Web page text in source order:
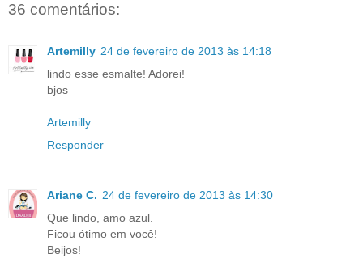
36 comentários:
Artemilly 24 de fevereiro de 2013 às 14:18
lindo esse esmalte! Adorei!
bjos
Artemilly
Responder
Ariane C. 24 de fevereiro de 2013 às 14:30
Que lindo, amo azul.
Ficou ótimo em você!
Beijos!